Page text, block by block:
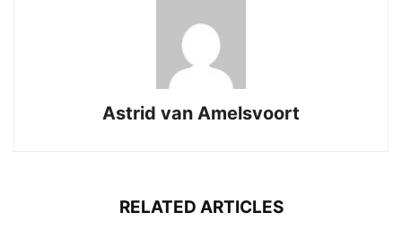
Astrid van Amelsvoort
RELATED ARTICLES